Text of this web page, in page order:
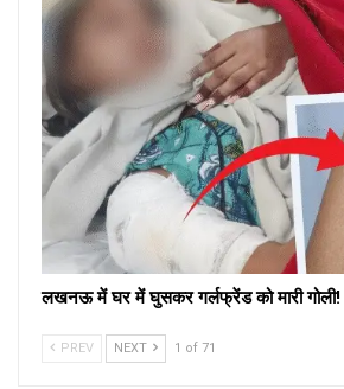
लखनऊ में घर में घुसकर गर्लफ्रेंड को मारी गोली!
PREV NEXT 1 of 71